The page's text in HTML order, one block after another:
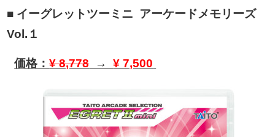
■ イーグレットツーミニ アーケードメモリーズ
Vol.１
価格：¥ 8,778→¥ 7,500